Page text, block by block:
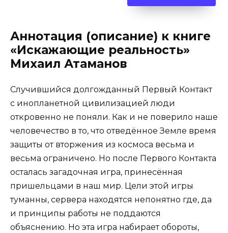
Аннотация (описание) к книге
«Искажающие реальность»
Михаил Атаманов
Случившийся долгожданный Первый Контакт
с инопланетной цивилизацией люди
откровенно не поняли. Как и не поверило наше
человечество в то, что отведённое Земле время
защиты от вторжения из космоса весьма и
весьма ограничено. Но после Первого Контакта
осталась загадочная игра, принесённая
пришельцами в наш мир. Цели этой игры
туманны, сервера находятся непонятно где, да
и принципы работы не поддаются
объяснению. Но эта игра набирает обороты,